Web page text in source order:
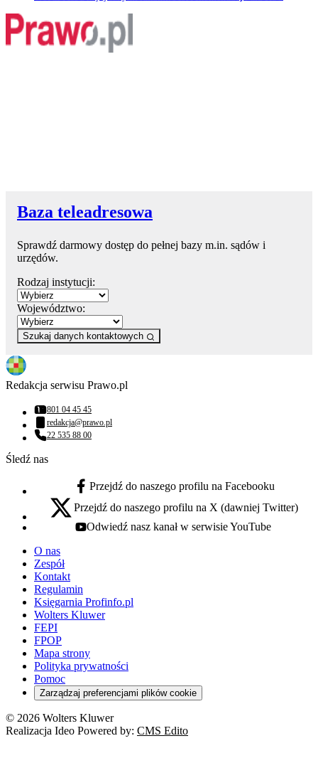
Baza teleadresowa
Sprawdź darmowy dostęp do pełnej bazy m.in. sądów i
urzędów.
Rodzaj instytucji:
Województwo:
Szukaj danych kontaktowych
Redakcja serwisu Prawo.pl
Numer telefonu:
801 04 45 45
Adres email:
redakcja@prawo.pl
Numer telefonu:
22 535 88 00
Śledź nas
facebook - otwiera się w nowej karcie
Przejdź do naszego profilu na Facebooku
x - otwiera się w nowej karcie
Przejdź do naszego profilu na X (dawniej Twitter)
youtube - otwiera się w nowej karcie
Odwiedź nasz kanał w serwisie YouTube
O nas
Zespół
Kontakt
Regulamin
Księgarnia Profinfo.pl
Wolters Kluwer
FEPI
FPOP
Mapa strony
Polityka prywatności
Pomoc
Zarządzaj preferencjami plików cookie
© 2026 Wolters Kluwer
Realizacja Ideo Powered by: CMS Edito